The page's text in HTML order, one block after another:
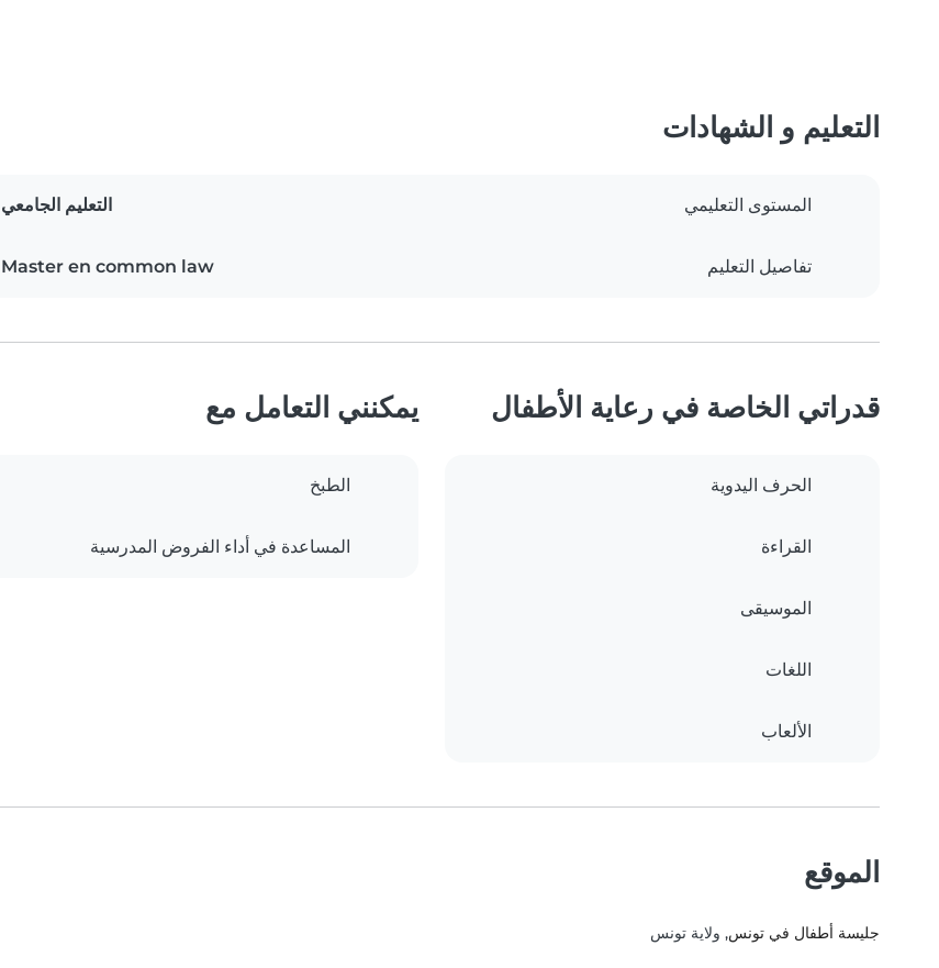
التعليم و الشهادات
المستوى التعليمي التعليم الجامعي
تفاصيل التعليم Master en common law
قدراتي الخاصة في رعاية الأطفال
الحرف اليدوية
القراءة
الموسيقى
اللغات
الألعاب
يمكنني التعامل مع
الطبخ
المساعدة في أداء الفروض المدرسية
الموقع
جليسة أطفال في تونس, ولاية تونس